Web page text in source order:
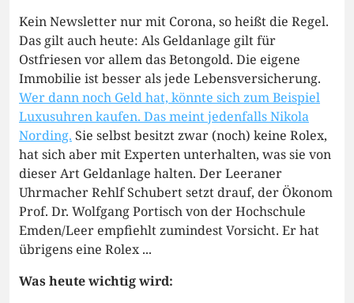
Kein Newsletter nur mit Corona, so heißt die Regel.
Das gilt auch heute: Als Geldanlage gilt für
Ostfriesen vor allem das Betongold. Die eigene
Immobilie ist besser als jede Lebensversicherung.
Wer dann noch Geld hat, könnte sich zum Beispiel
Luxusuhren kaufen. Das meint jedenfalls Nikola
Nording. Sie selbst besitzt zwar (noch) keine Rolex,
hat sich aber mit Experten unterhalten, was sie von
dieser Art Geldanlage halten. Der Leeraner
Uhrmacher Rehlf Schubert setzt drauf, der Ökonom
Prof. Dr. Wolfgang Portisch von der Hochschule
Emden/Leer empfiehlt zumindest Vorsicht. Er hat
übrigens eine Rolex ...
Was heute wichtig wird: